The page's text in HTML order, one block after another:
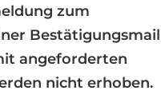
zum
Bestätigungsmail
angeforderten
nicht erhoben.